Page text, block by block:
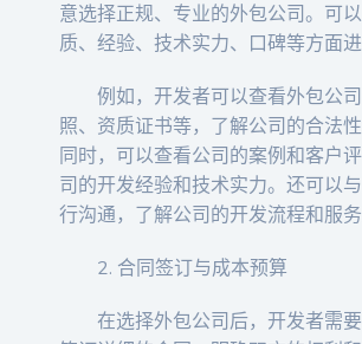
意选择正规、专业的外包公司。可
质、经验、技术实力、口碑等方面进
例如，开发者可以查看外包公
照、资质证书等，了解公司的合法性
同时，可以查看公司的案例和客户
司的开发经验和技术实力。还可以
行沟通，了解公司的开发流程和服务
2. 合同签订与成本预算
在选择外包公司后，开发者需